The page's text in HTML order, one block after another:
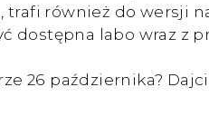
trafi również do wersji
dostępna labo wraz z
26 października?